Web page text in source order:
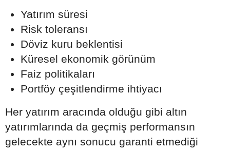
Yatırım süresi
Risk toleransı
Döviz kuru beklentisi
Küresel ekonomik görünüm
Faiz politikaları
Portföy çeşitlendirme ihtiyacı
Her yatırım aracında olduğu gibi altın
yatırımlarında da geçmiş performansın
gelecekte aynı sonucu garanti etmediği